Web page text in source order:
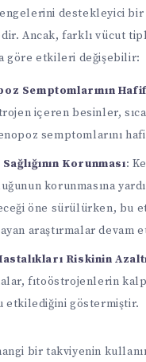
destekleyici
Ancak, farklı vücut
göre etkileri değişebilir:
Semptomlarının
içeren besinler,
semptomlarını
Korunması:
korunmasına
öne sürülürken, bu
araştırmalar devam
Riskinin
fıtoöstrojenlerin kalp
etkilediğini göstermiştir.
bir takviyenin